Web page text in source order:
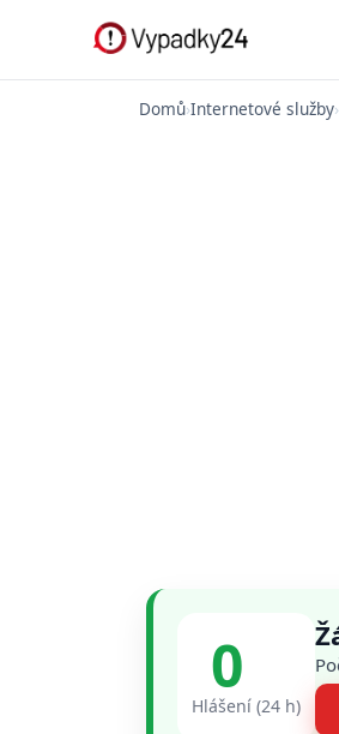
Domů›Internetové služby›
0
Hlášení (24 h)